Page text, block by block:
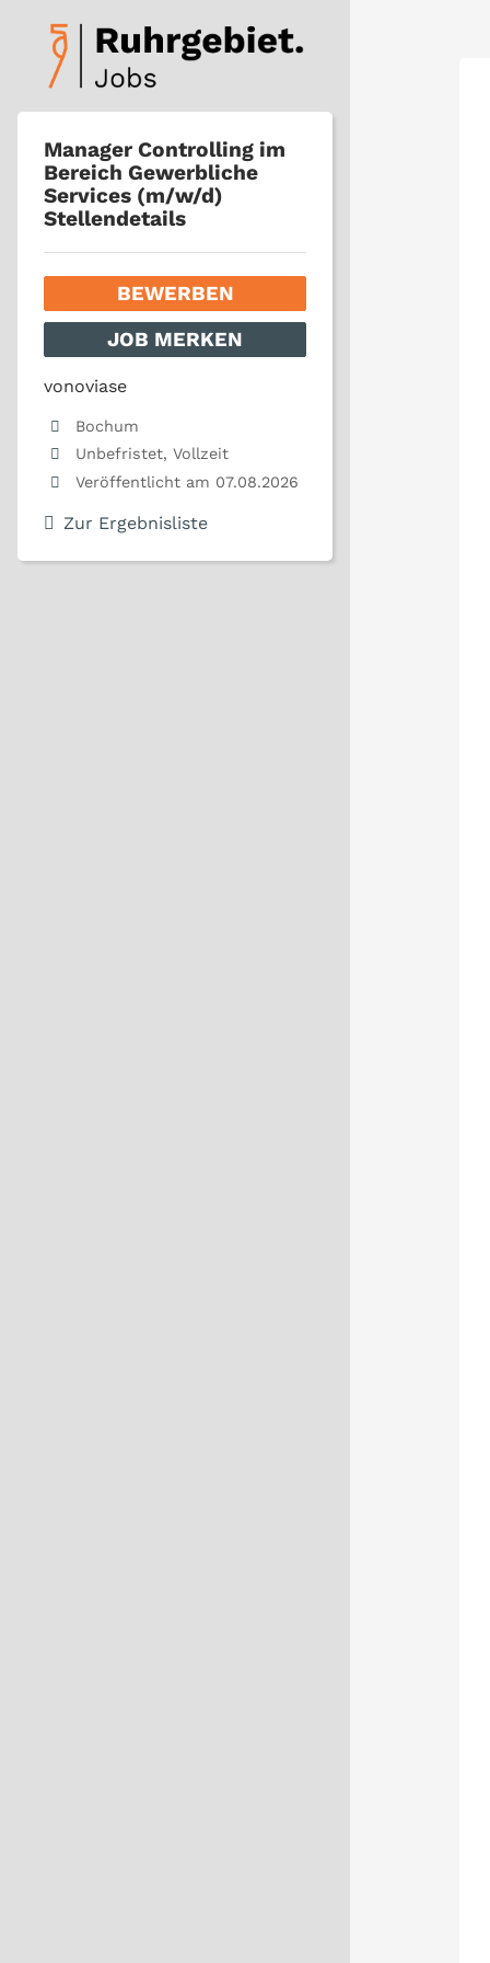
Manager Controlling im
Bereich Gewerbliche
Services (m/w/d)
Stellendetails
BEWERBEN
JOB MERKEN
vonoviase
Bochum
Unbefristet, Vollzeit
Veröffentlicht am 07.08.2026
Zur Ergebnisliste